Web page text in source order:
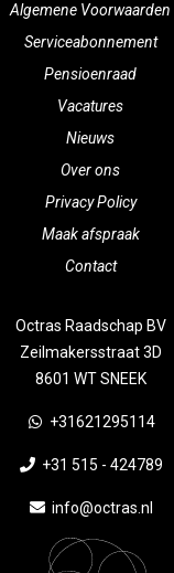
Algemene Voorwaarden
Serviceabonnement
Pensioenraad
Vacatures
Nieuws
Over ons
Privacy Policy
Maak afspraak
Contact
Octras Raadschap BV
Zeilmakersstraat 3D
8601 WT SNEEK
+31621295114
+31 515 - 424789
info@octras.nl